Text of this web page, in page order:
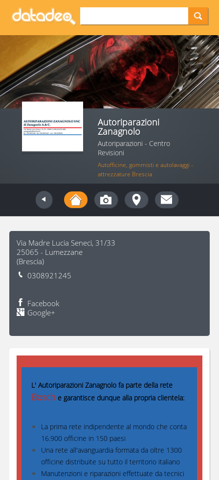
Autoriparazioni
Zanagnolo
Autoriparazioni - Centro
Revisioni
Autofficine, gommisti e autolavaggi -
attrezzature Brescia
Via Madre Lucia Seneci, 31/33
25065 - Lumezzane
(Brescia)
0308921245
Facebook
Google+
L' Autoriparazioni Zanagnolo fa parte della rete
Bosch e garantisce dunque alla propria clientela:
La prima rete indipendente al mondo che conta
16.900 officine in 150 paesi
Una rete all'avanguardia formata da oltre 1300
officine distribuite su tutto il territorio italiano
Manutenzioni e riparazioni effettuate da tecnici